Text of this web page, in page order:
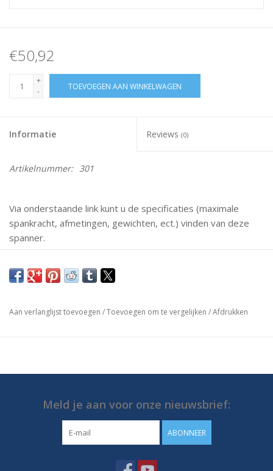
€50,92
+
-
TOEVOEGEN AAN WINKELWAGEN
Informatie Reviews (0)
Artikelnummer: 301
Via onderstaande link kunt u de specificaties (maximale
spankracht, afmetingen, gewichten, ect.) vinden van deze
spanner.
Mochten er vragen zijn neem dan gerust contact met ons
op.
https://media.destaco.com/assetbank-
Aan verlanglijst toevoegen /Toevoegen om te vergelijken /Afdrukken
Meld je aan voor onze nieuwsbrief:
ABONNEER